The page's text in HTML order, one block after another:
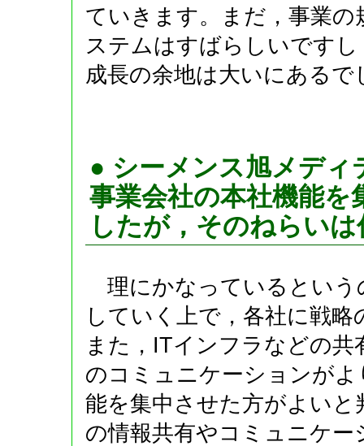
ていきます。まだ，事業
ステムはすばらしいです
成長の余地は大いにあるで
● シーメンス旭メデ
事業会社の本社機能
したが，そのねらい
理にかなっているという
していく上で，各社に戦
また，ITインフラなどの
のコミュニケーションが
能を集中させた方がよい
の情報共有やコミュニケ